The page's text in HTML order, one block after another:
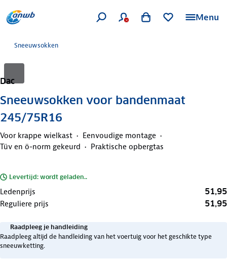
Menu
Sneeuwsokken
Dac
Sneeuwsokken voor bandenmaat
245/75R16
Voor krappe wielkast
Eenvoudige montage
Tüv en ö-norm gekeurd
Praktische opbergtas
Levertijd: wordt geladen..
Ledenprijs 51,95
Reguliere prijs 51,95
Raadpleeg je handleiding
Raadpleeg altijd de handleiding van het voertuig voor het geschikte type
sneeuwketting.